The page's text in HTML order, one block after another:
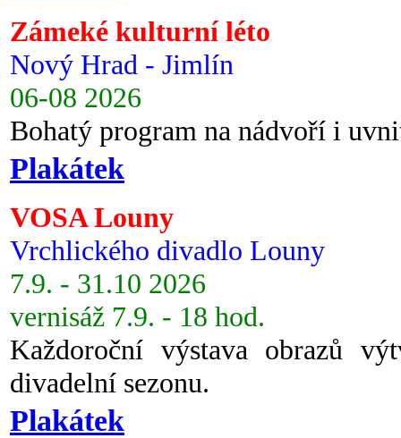
Zámeké kulturní léto
Nový Hrad - Jimlín
06-08 2026
Bohatý program na nádvoří i
Plakátek
VOSA Louny
Vrchlického divadlo Louny
7.9. - 31.10 2026
vernisáž 7.9. - 18 hod.
Každoroční výstava obrazů
divadelní sezonu.
Plakátek